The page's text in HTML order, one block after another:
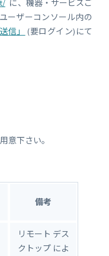
に、機器・サービスご
ーザーコンソール内の
信」
(要ログイン)にて
意下さい。
備考
リモート デス
クトップ によ